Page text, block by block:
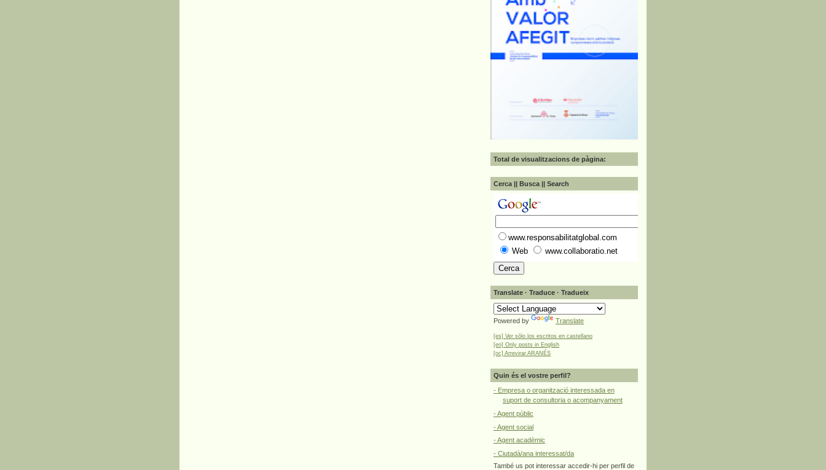
Total de visualitzacions de pàgina:
Cerca || Busca || Search
www.responsabilitatglobal.com
Web
www.collaboratio.net
Translate · Traduce · Tradueix
Powered by Translate
[es] Ver sólo los escritos en castellano
[en] Only posts in English
[oc] Arrevirar ARANÉS
Quin és el vostre perfil?
- Empresa o organització interessada en
suport de consultoria o acompanyament
- Agent públic
- Agent social
- Agent acadèmic
- Ciutadà/ana interessat/da
També us pot interessar accedir-hi per perfil de